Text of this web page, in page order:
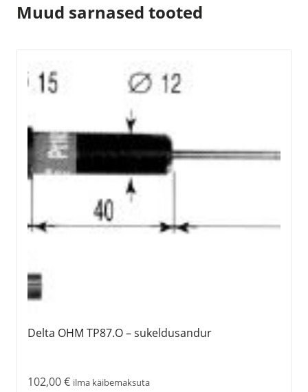
Muud sarnased tooted
Delta OHM TP87.O – sukeldusandur
102,00€ ilma käibemaksuta